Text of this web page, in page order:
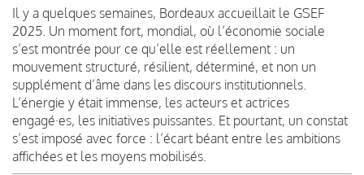
Il y a quelques semaines, Bordeaux accueillait le GSEF
2025. Un moment fort, mondial, où l’économie sociale
s’est montrée pour ce qu’elle est réellement : un
mouvement structuré, résilient, déterminé, et non un
supplément d’âme dans les discours institutionnels.
L’énergie y était immense, les acteurs et actrices
engagé·es, les initiatives puissantes. Et pourtant, un constat
s’est imposé avec force : l’écart béant entre les ambitions
affichées et les moyens mobilisés.